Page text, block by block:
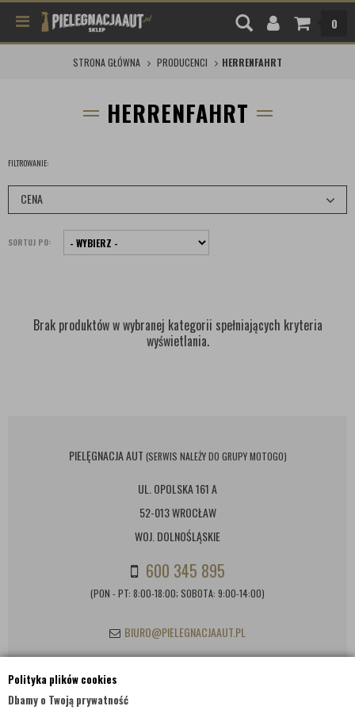
Polityka plików cookies
Dbamy o Twoją prywatność
0
STRONA GŁÓWNA PRODUCENCI HERRENFAHRT
HERRENFAHRT
FILTROWANIE:
CENA
SORTUJ PO:
Brak produktów w wybranej kategorii spełniających kryteria
wyświetlania.
PIELĘGNACJA AUT (SERWIS NALEŻY DO GRUPY MOTOGO)
UL. OPOLSKA 161 A
52-013 WROCŁAW
WOJ. DOLNOŚLĄSKIE
600 345 895
(PON - PT: 8:00-18:00; SOBOTA: 9:00-14:00)
BIURO@PIELEGNACJAAUT.PL
INFORMACJE KONTAKTOWE